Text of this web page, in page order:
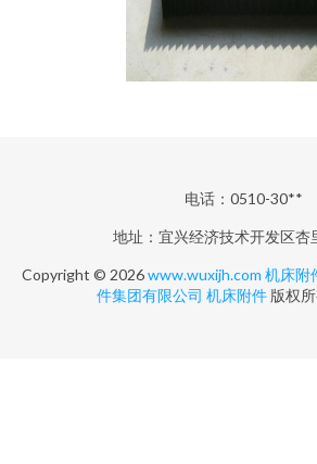
电话：0510-30**
地址：宜兴经济技术开发区杏
Copyright © 2026www.wuxijh.com 机床附
件集团有限公司 机床附件 版权